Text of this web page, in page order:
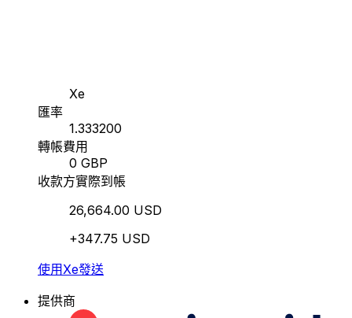
Xe
匯率
1.333200
轉帳費用
0 GBP
收款方實際到帳
26,664.00 USD
+347.75 USD
使用Xe發送
提供商